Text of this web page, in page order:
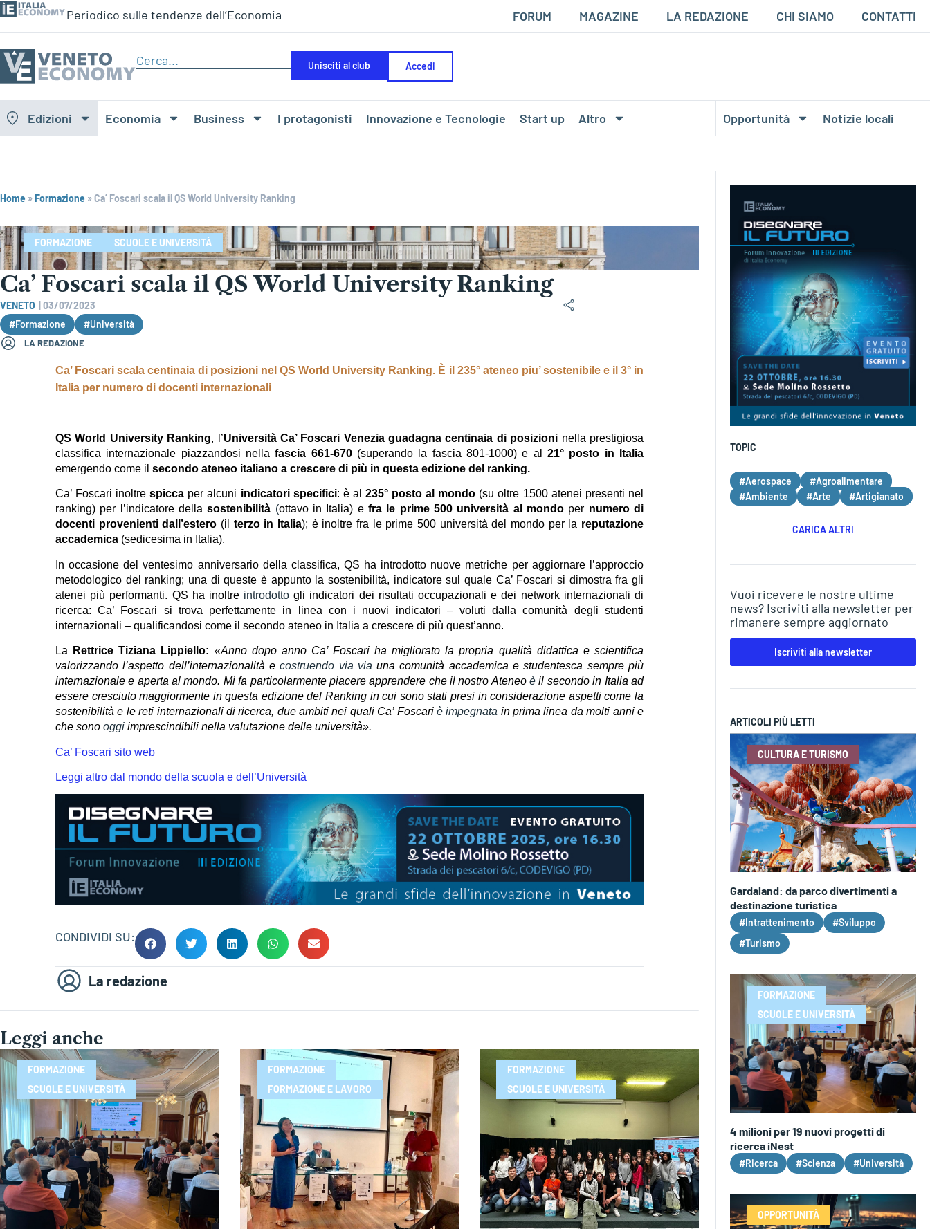
Periodico sulle tendenze dell’Economia FORUM MAGAZINE LA REDAZIONE CHI SIAMO CONTATTI
Unisciti al club Accedi
Edizioni Economia Business I protagonisti Innovazione e Tecnologie Start up Altro Opportunità Notizie locali
Home »Formazione »Ca’ Foscari scala il QS World University Ranking
FORMAZIONE SCUOLE E UNIVERSITÀ
Ca’ Foscari scala il QS World University Ranking
VENETO
03/07/2023
#Formazione
#Università
LA REDAZIONE
Ca’ Foscari scala centinaia di posizioni nel QS World University Ranking. È il 235° ateneo piu’ sostenibile e il 3° in
Italia per numero di docenti internazionali
QS World University Ranking, l’Università Ca’ Foscari Venezia guadagna centinaia di posizioni nella prestigiosa
classifica internazionale piazzandosi nellafascia 661-670(superando la fascia 801-1000) e al 21° posto in Italia
emergendo come il secondo ateneo italiano a crescere di più in questa edizione del ranking.
Ca’ Foscari inoltrespicca per alcuni indicatori specifici: è al 235° posto al mondo (su oltre 1500 atenei presenti nel
ranking) per l’indicatore dellasostenibilità (ottavo in Italia) e fra le prime 500 università al mondoper numero di
docenti provenienti dall’estero (il terzo in Italia); è inoltre fra le prime 500 università del mondo per la reputazione
accademica (sedicesima in Italia).
In occasione del ventesimo anniversario della classifica, QS ha introdotto nuove metriche per aggiornare l’approccio
metodologico del ranking; una di queste è appunto la sostenibilità, indicatore sul quale Ca’ Foscari si dimostra fra gli
atenei più performanti. QS ha inoltre introdottogli indicatori dei risultati occupazionali e dei network internazionali di
ricerca: Ca’ Foscari si trova perfettamente in linea con i nuovi indicatori – voluti dalla comunità degli studenti
internazionali – qualificandosi come il secondo ateneo in Italia a crescere di più quest’anno.
La Rettrice Tiziana Lippiello: «Anno dopo anno Ca’ Foscari ha migliorato la propria qualità didattica e scientifica
valorizzando l’aspetto dell’internazionalità ecostruendo via viauna comunità accademica e studentesca sempre più
internazionale e aperta al mondo. Mi fa particolarmente piacere apprendere che il nostro Ateneoè il secondo in Italia ad
essere cresciuto maggiormente in questa edizione del Ranking in cui sono stati presi in considerazione aspetti come la
sostenibilità e le reti internazionali di ricerca, due ambiti nei quali Ca’ Foscariè impegnata in prima linea da molti anni e
che sono oggi imprescindibili nella valutazione delle università».
Ca’ Foscari sito web
Leggi altro dal mondo della scuola e dell’Università
CONDIVIDI SU:
La redazione
Leggi anche
FORMAZIONE
SCUOLE E UNIVERSITÀ
FORMAZIONE
FORMAZIONE E LAVORO
FORMAZIONE
SCUOLE E UNIVERSITÀ
TOPIC
#Aerospace
#Agroalimentare
#Ambiente
#Arte #Artigianato
CARICA ALTRI
Vuoi ricevere le nostre ultime
news? Iscriviti alla newsletter per
rimanere sempre aggiornato
Iscriviti alla newsletter
ARTICOLI PIÙ LETTI
CULTURA E TURISMO
Gardaland: da parco divertimenti a
destinazione turistica
#Intrattenimento
#Sviluppo
#Turismo
FORMAZIONE
SCUOLE E UNIVERSITÀ
4 milioni per 19 nuovi progetti di
ricerca iNest
#Ricerca #Scienza #Università
OPPORTUNITÀ